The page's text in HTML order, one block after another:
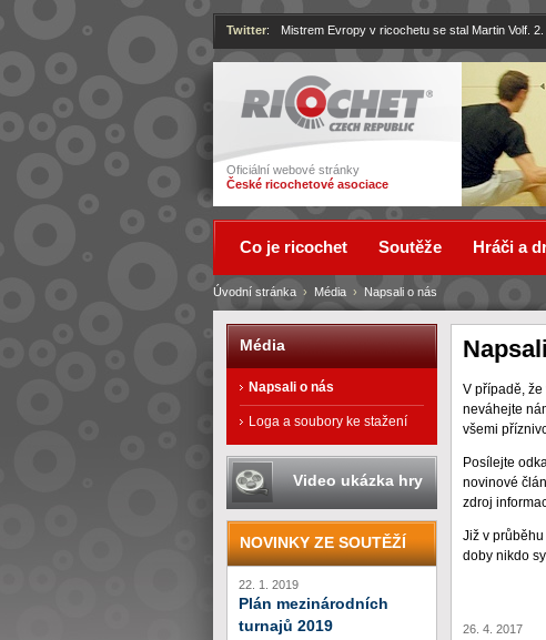
Ricochet
Oficiální webové stránky
České ricochetové asociace
Twitter: Mistrem Evropy v ricochetu se stal Martin Volf.
V případě,
neváhejte
všemi
Posílejte
novinové
zdroj
Již v
doby nikdo
26. 4. 2017
Úvodní stránka › Média › Napsali o nás
Co je ricochet Soutěže Hráči a
Média
Napsali o nás
Loga a soubory ke stažení
Video ukázka hry
NOVINKY ZE SOUTĚŽÍ
22. 1. 2019
Plán mezinárodních
turnajů 2019